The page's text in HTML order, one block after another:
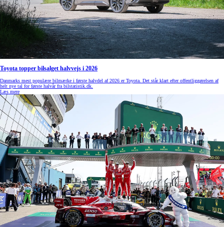
Toyota topper bilsalget halvvejs i 2026
Danmarks mest populære bilmærke i første halvdel af 2026 er Toyota. Det står klart efter offentliggørelsen af
helt nye tal for første halvår fra bilstatistik.dk.
Læs mere